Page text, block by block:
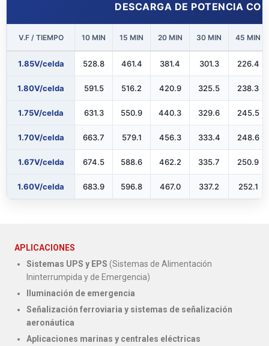
DESCARGA DE POTENCIA
V.F / TIEMPO 10 MIN 15 MIN 20 MIN 30 MIN 45 MIN
1.85V/celda 528.8 461.4 381.4 301.3 226.4
1.80V/celda 591.5 516.2 420.9 325.5 238.3
1.75V/celda 631.3 550.9 440.3 329.6 245.5
1.70V/celda 663.7 579.1 456.3 333.4 248.6
1.67V/celda 674.5 588.6 462.2 335.7 250.9
1.60V/celda 683.9 596.8 467.0 337.2 252.1
APLICACIONES
Sistemas UPS y EPS (Sistemas de Alimentación
Ininterrumpida y de Emergencia)
Iluminación de emergencia
Señalización ferroviaria y sistemas de señalización
aeronáutica
Aplicaciones marinas y centrales eléctricas